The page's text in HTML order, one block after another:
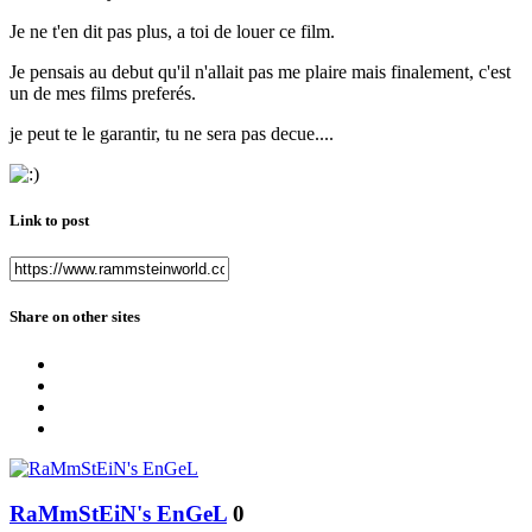
Je ne t'en dit pas plus, a toi de louer ce film.
Je pensais au debut qu'il n'allait pas me plaire mais finalement, c'est
un de mes films preferés.
je peut te le garantir, tu ne sera pas decue....
Link to post
Share on other sites
RaMmStEiN's EnGeL 0